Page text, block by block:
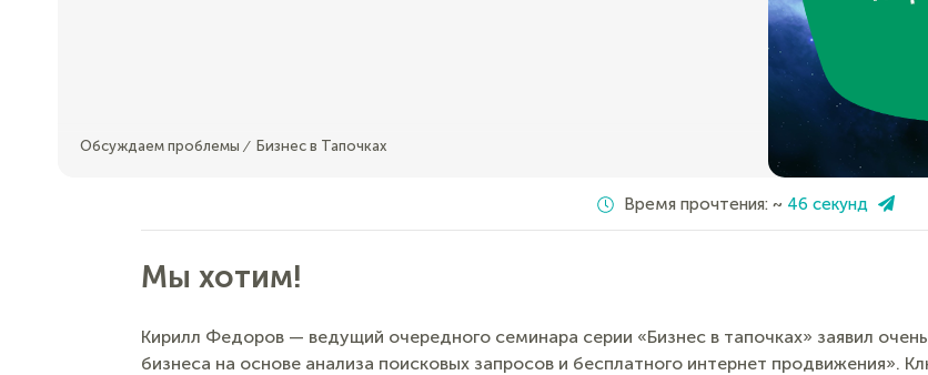
Обсуждаем проблемы ⁄ Бизнес в Тапочках
Время прочтения: ~ 46 секунд
Мы хотим!
Кирилл Федоров — ведущий очередного семинара серии «Бизнес в тапочках» заявил
бизнеса на основе анализа поисковых запросов и бесплатного интернет продвижения».